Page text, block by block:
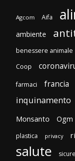
Agcom Aifa
ambiente
benessere animale
Coop
farmaci francia
inquinamento
Monsanto Ogm
plastica privacy
salute